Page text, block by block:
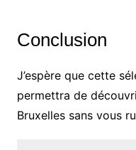
Conclusion
J’espère que cette
permettra de
Bruxelles sans vous